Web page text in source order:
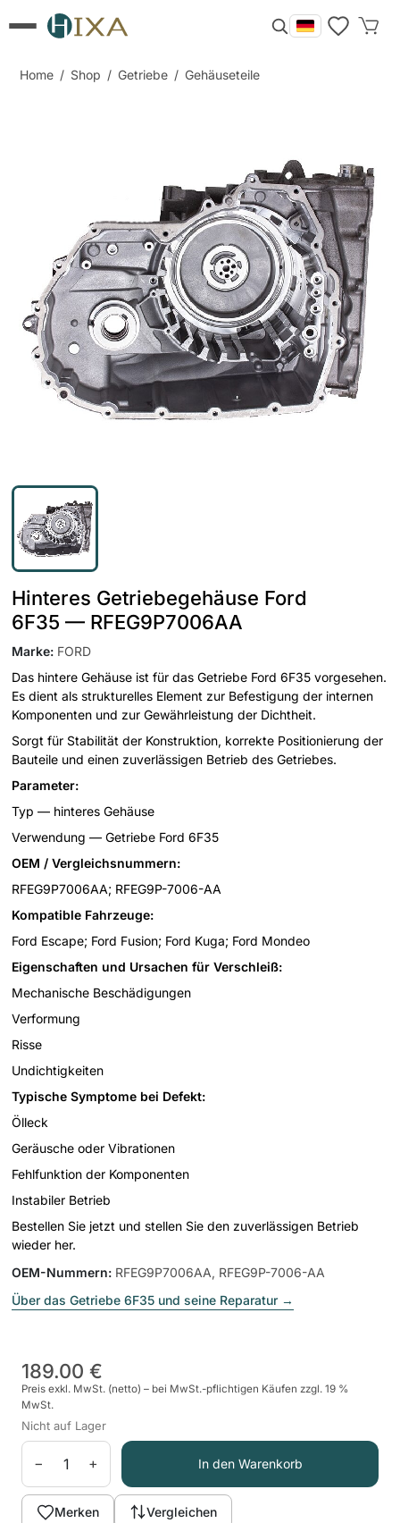
Home / Shop / Getriebe / Gehäuseteile
Hinteres Getriebegehäuse Ford
6F35 — RFEG9P7006AA
Marke: FORD
Das hintere Gehäuse ist für das Getriebe Ford 6F35 vorgesehen.
Es dient als strukturelles Element zur Befestigung der internen
Komponenten und zur Gewährleistung der Dichtheit.
Sorgt für Stabilität der Konstruktion, korrekte Positionierung der
Bauteile und einen zuverlässigen Betrieb des Getriebes.
Parameter:
Typ — hinteres Gehäuse
Verwendung — Getriebe Ford 6F35
OEM / Vergleichsnummern:
RFEG9P7006AA; RFEG9P-7006-AA
Kompatible Fahrzeuge:
Ford Escape; Ford Fusion; Ford Kuga; Ford Mondeo
Eigenschaften und Ursachen für Verschleiß:
Mechanische Beschädigungen
Verformung
Risse
Undichtigkeiten
Typische Symptome bei Defekt:
Ölleck
Geräusche oder Vibrationen
Fehlfunktion der Komponenten
Instabiler Betrieb
Bestellen Sie jetzt und stellen Sie den zuverlässigen Betrieb
wieder her.
OEM-Nummern: RFEG9P7006AA, RFEG9P-7006-AA
Über das Getriebe 6F35 und seine Reparatur →
189.00 €
Preis exkl. MwSt. (netto) – bei MwSt.-pflichtigen Käufen zzgl. 19 %
MwSt.
Nicht auf Lager
− + In den Warenkorb
Merken Vergleichen